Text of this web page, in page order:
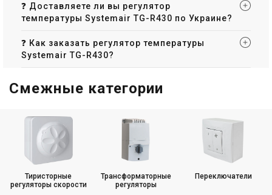
Цена
4 340 грн5 425 грн
Цена
Цена по запросу
Швеция
Датчик для вентиляции
Systemair TG-A1/PT1000
2 728 грн3 410 грн
Датчик для вентиляции
Systemair TG-DH/PT1000
Цена по запросу
❓ Доставляете ли вы регулятор
температуры Systemair TG-R430 по Украине?
❓ Как заказать регулятор температуры
Systemair TG-R430?
Смежные категории
Тиристорные
регуляторы скорости
Трансформаторные
регуляторы
Переключатели